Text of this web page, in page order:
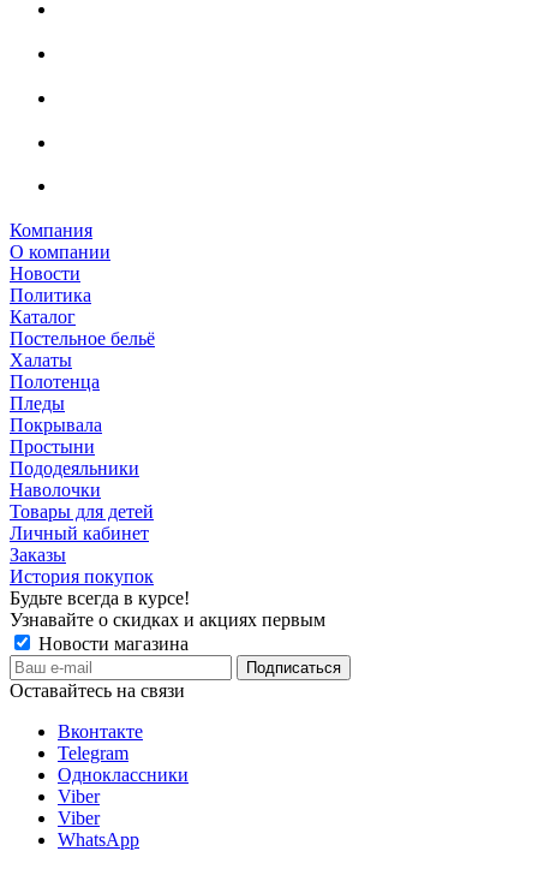
Компания
О компании
Новости
Политика
Каталог
Постельное бельё
Халаты
Полотенца
Пледы
Покрывала
Простыни
Пододеяльники
Наволочки
Товары для детей
Личный кабинет
Заказы
История покупок
Будьте всегда в курсе!
Узнавайте о скидках и акциях первым
Новости магазина
Оставайтесь на связи
Вконтакте
Telegram
Одноклассники
Viber
Viber
WhatsApp